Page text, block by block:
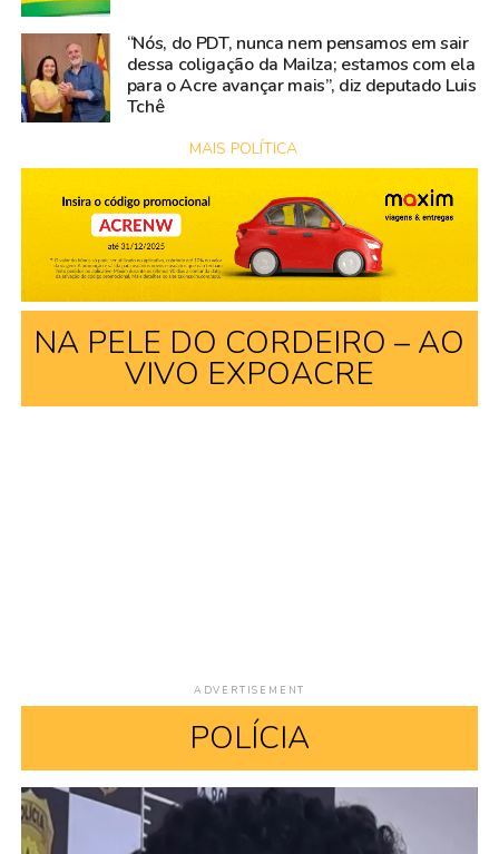
“Nós, do PDT, nunca nem pensamos em sair
dessa coligação da Mailza; estamos com ela
para o Acre avançar mais”, diz deputado Luis
Tchê
MAIS POLÍTICA
NA PELE DO CORDEIRO – AO
VIVO EXPOACRE
ADVERTISEMENT
POLÍCIA